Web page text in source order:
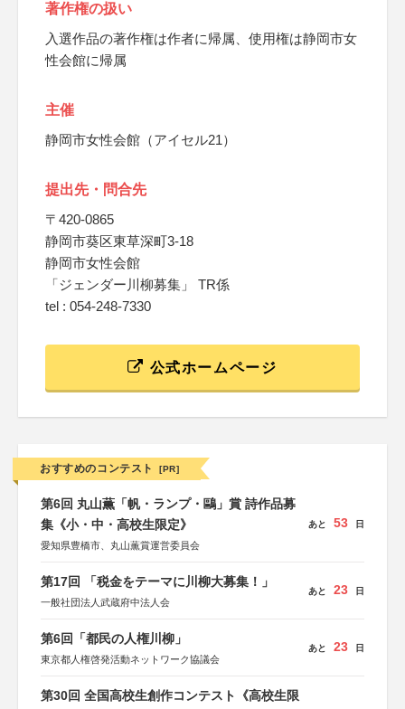
著作権の扱い
入選作品の著作権は作者に帰属、使用権は静岡市女
性会館に帰属
主催
静岡市女性会館（アイセル21）
提出先・問合先
〒420-0865
静岡市葵区東草深町3-18
静岡市女性会館
「ジェンダー川柳募集」 TR係
tel : 054-248-7330
公式ホームページ
おすすめのコンテスト [PR]
第6回 丸山薫「帆・ランプ・鷗」賞 詩作品募
集《小・中・高校生限定》
愛知県豊橋市、丸山薫賞運営委員会
あと 53 日
第17回 「税金をテーマに川柳大募集！」
一般社団法人武蔵府中法人会
あと 23 日
第6回「都民の人権川柳」
東京都人権啓発活動ネットワーク協議会
あと 23 日
第30回 全国高校生創作コンテスト《高校生限